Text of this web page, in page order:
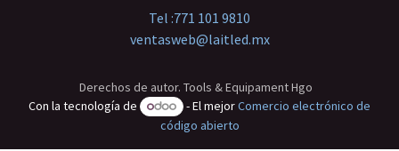
Tel :771 101 9810
ventasweb@laitled.mx
Derechos de autor. Tools & Equipament Hgo
Con la tecnología de
- El mejorComercio electrónico de
código abierto